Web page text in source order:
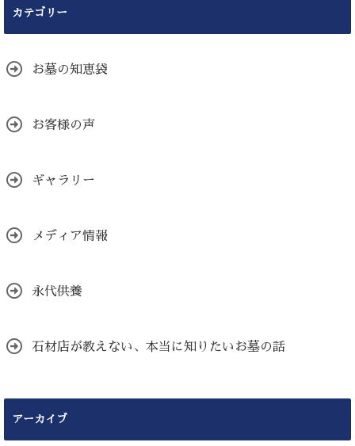
カテゴリー
お墓の知恵袋
お客様の声
ギャラリー
メディア情報
永代供養
石材店が教えない、本当に知りたいお墓の話
アーカイブ